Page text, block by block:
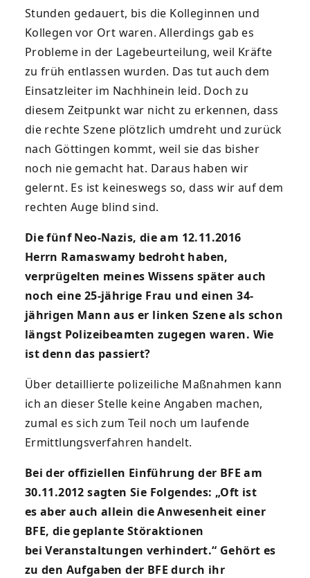
Stunden gedauert, bis die Kolleginnen und
Kollegen vor Ort waren. Allerdings gab es
Probleme in der Lagebeurteilung, weil Kräfte
zu früh entlassen wurden. Das tut auch dem
Einsatzleiter im Nachhinein leid. Doch zu
diesem Zeitpunkt war nicht zu erkennen, dass
die rechte Szene plötzlich umdreht und zurück
nach Göttingen kommt, weil sie das bisher
noch nie gemacht hat. Daraus haben wir
gelernt. Es ist keineswegs so, dass wir auf dem
rechten Auge blind sind.
Die fünf Neo-Nazis, die am 12.11.2016
Herrn Ramaswamy bedroht haben,
verprügelten meines Wissens später auch
noch eine 25-jährige Frau und einen 34-
jährigen Mann aus er linken Szene als schon
längst Polizeibeamten zugegen waren. Wie
ist denn das passiert?
Über detaillierte polizeiliche Maßnahmen kann
ich an dieser Stelle keine Angaben machen,
zumal es sich zum Teil noch um laufende
Ermittlungsverfahren handelt.
Bei der offiziellen Einführung der BFE am
30.11.2012 sagten Sie Folgendes: „Oft ist
esaber auch allein die Anwesenheit einer
BFE, die geplante Störaktionen
beiVeranstaltungen verhindert.“ Gehört es
zu den Aufgaben der BFE durch ihr